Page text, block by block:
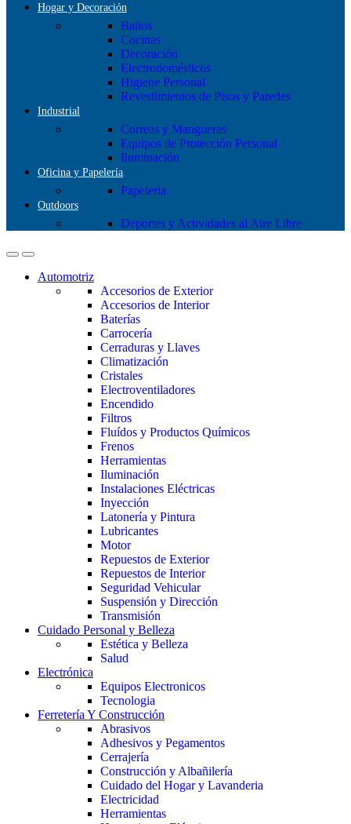
Hogar y Decoración
Baños
Cocinas
Decoración
Electrodomésticos
Higiene Personal
Revestimientos de Pisos y Paredes
Industrial
Correas y Mangueras
Equipos de Protección Personal
Iluminación
Oficina y Papelería
Papeleria
Outdoors
Deportes y Actividades al Aire Libre
Automotriz
Accesorios de Exterior
Accesorios de Interior
Baterías
Carrocería
Cerraduras y Llaves
Climatización
Cristales
Electroventiladores
Encendido
Filtros
Fluídos y Productos Químicos
Frenos
Herramientas
Iluminación
Instalaciones Eléctricas
Inyección
Latonería y Pintura
Lubricantes
Motor
Repuestos de Exterior
Repuestos de Interior
Seguridad Vehicular
Suspensión y Dirección
Transmisión
Cuidado Personal y Belleza
Estética y Belleza
Salud
Electrónica
Equipos Electronicos
Tecnologia
Ferretería Y Construcción
Abrasivos
Adhesivos y Pegamentos
Cerrajería
Construcción y Albañilería
Cuidado del Hogar y Lavanderia
Electricidad
Herramientas